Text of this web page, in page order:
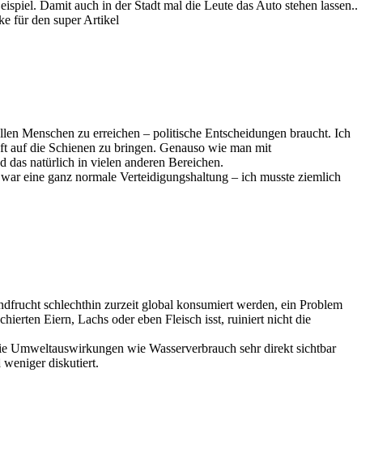
Damit auch in der Stadt mal die Leute das Auto stehen lassen..
für den super Artikel
Menschen zu erreichen – politische Entscheidungen braucht. Ich
auf die Schienen zu bringen. Genauso wie man mit
das natürlich in vielen anderen Bereichen.
eine ganz normale Verteidigungshaltung – ich musste ziemlich
schlechthin zurzeit global konsumiert werden, ein Problem
Eiern, Lachs oder eben Fleisch isst, ruiniert nicht die
Umweltauswirkungen wie Wasserverbrauch sehr direkt sichtbar
weniger diskutiert.